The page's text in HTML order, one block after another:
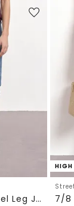
High Waist Barrel Leg Jeans im Loose Fit